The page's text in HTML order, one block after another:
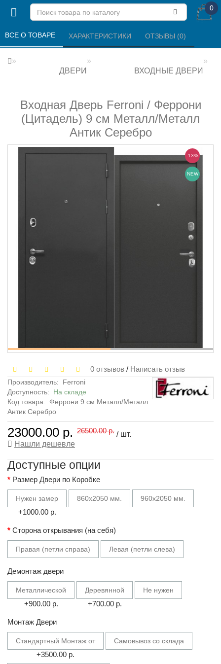
0
ДВЕРИ ВХОДНЫЕ ДВЕРИ
Входная Дверь Ferroni / Феррони
(Цитадель) 9 см Металл/Металл
Антик Серебро
ВСЕ О ТОВАРЕ ХАРАКТЕРИСТИКИ ОТЗЫВЫ (0)
-13%
NEW
0 отзывов / Написать отзыв
Производитель:
Ferroni
Доступность: На складе
Код товара:
Феррони 9 см Металл/Металл
Антик Серебро
23000.00 р. 26500.00 р. / шт.
Нашли дешевле
Доступные опции
Размер Двери по Коробке
Нужен замер
+1000.00 р.
860х2050 мм. 960х2050 мм.
Сторона открывания (на себя)
Правая (петли справа) Левая (петли слева)
Демонтаж двери
Металлической
+900.00 р.
Деревянной
+700.00 р.
Не нужен
Монтаж Двери
Стандартный Монтаж от
+3500.00 р.
Самовывоз со склада